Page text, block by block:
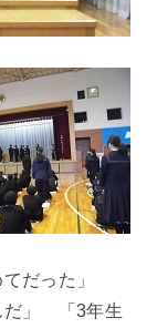
てだった」
だ」 「3年生